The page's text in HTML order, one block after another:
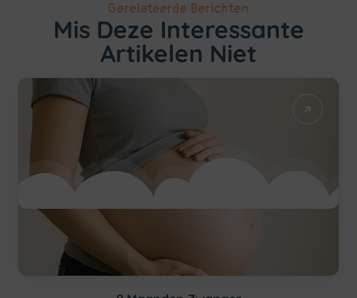
Gerelateerde Berichten
Mis Deze Interessante
Artikelen Niet